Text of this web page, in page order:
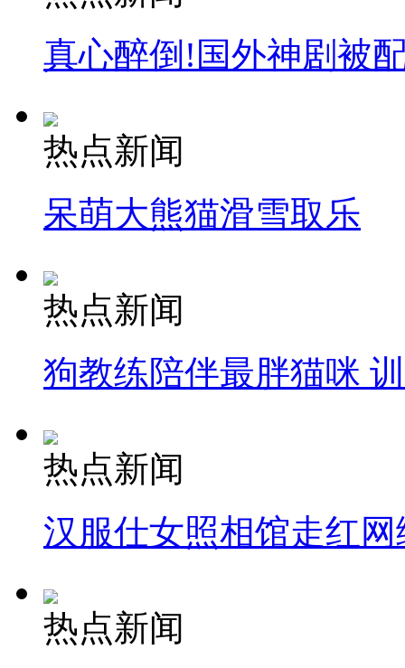
真心醉倒!国外神剧被
热点新闻
呆萌大熊猫滑雪取乐
热点新闻
狗教练陪伴最胖猫咪
热点新闻
汉服仕女照相馆走红网
热点新闻